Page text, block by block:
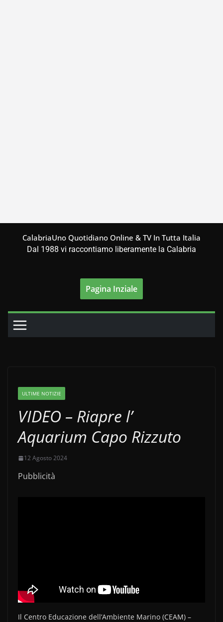
CalabriaUno Quotidiano Online & TV In Tutta Italia
Dal 1988 vi raccontiamo liberamente la Calabria
Pagina Inziale
ULTIME NOTIZIE
VIDEO – Riapre l’
Aquarium Capo Rizzuto
12 Agosto 2024
Pubblicità
Il Centro Educazione dell’Ambiente Marino (CEAM) –